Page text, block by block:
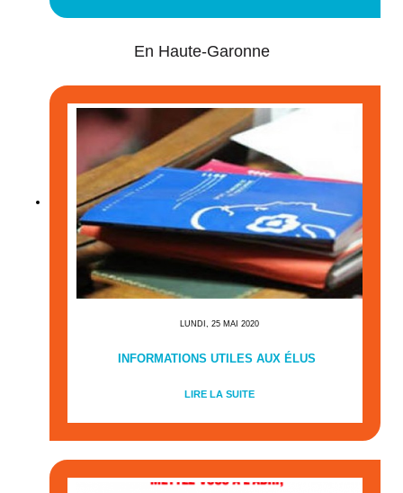
En Haute-Garonne
LUNDI, 25 MAI 2020
INFORMATIONS UTILES AUX ÉLUS
LIRE LA SUITE